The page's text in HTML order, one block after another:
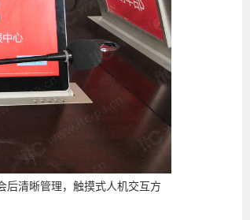
后清晰管理，触摸式人机交互方